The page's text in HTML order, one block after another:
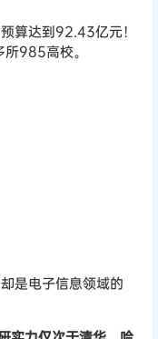
算达到92.43亿元！
985高校。
是电子信息领域的